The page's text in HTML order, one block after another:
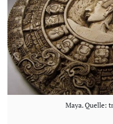
Maya. Quelle: